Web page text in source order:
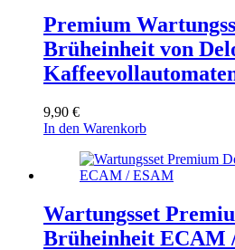
Premium
Brüheinheit von
9,90 €
In den Warenkorb
Wartungsset
Brüheinheit ECAM